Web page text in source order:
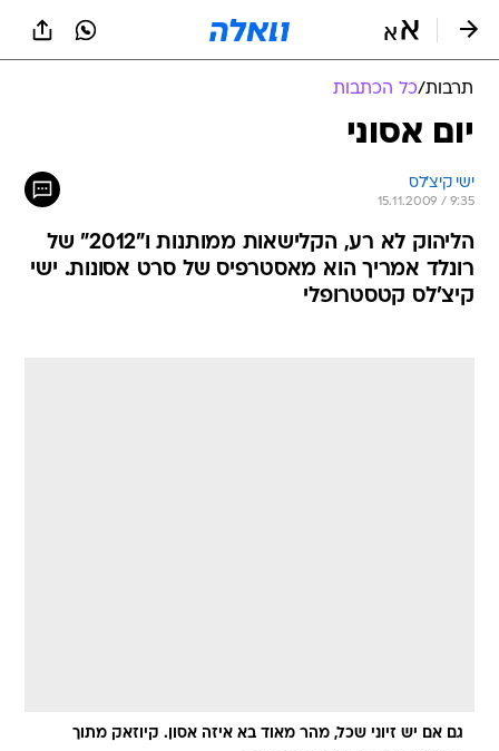
תרבות/כל הכתבות
יום אסוני
ישי קיצ'לס
15.11.2009 / 9:35
הליהוק לא רע, הקלישאות ממותנות ו"2012" של
רונלד אמריך הוא מאסטרפיס של סרט אסונות. ישי
קיצ'לס קטסטרופלי
גם אם יש זיוני שכל, מהר מאוד בא איזה אסון. קיוזאק מתוך